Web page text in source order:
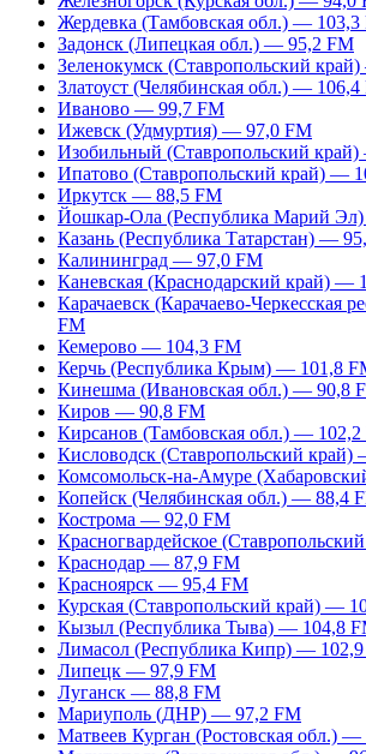
Жердевка (Тамбовская обл.) — 103,3
Задонск (Липецкая обл.) — 95,2 FM
Зеленокумск (Ставропольский
Златоуст (Челябинская обл.) — 106,4
Иваново — 99,7 FM
Ижевск (Удмуртия) — 97,0 FM
Изобильный (Ставропольский
Ипатово (Ставропольский край) —
Иркутск — 88,5 FM
Йошкар-Ола (Республика Марий
Казань (Республика Татарстан) —
Калининград — 97,0 FM
Каневская (Краснодарский край) —
Карачаевск (Карачаево-Черкесская
FM
Кемерово — 104,3 FM
Керчь (Республика Крым) — 101,8
Кинешма (Ивановская обл.) — 90,8
Киров — 90,8 FM
Кирсанов (Тамбовская обл.) —
Кисловодск (Ставропольский
Комсомольск-на-Амуре
Копейск (Челябинская обл.) — 88,4
Кострома — 92,0 FM
Красногвардейское
Краснодар — 87,9 FM
Красноярск — 95,4 FM
Курская (Ставропольский край) —
Кызыл (Республика Тыва) — 104,8
Лимасол (Республика Кипр) —
Липецк — 97,9 FM
Луганск — 88,8 FM
Мариуполь (ДНР) — 97,2 FM
Матвеев Курган (Ростовская обл.)